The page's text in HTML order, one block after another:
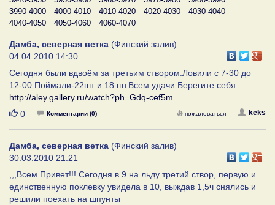
3990-4000
4000-4010 4010-4020 4020-4030
4030-4040
4040-4050
4050-4060 4060-4070
Дамба, северная ветка (Финский залив)
04.04.2010 14:30
Сегодня были вдвоём за третьим створом.Ловили с 7-30 до
12-00.Поймали-22шт и 18 шт.Всем удачи.Берегите себя.
http://aley.gallery.ru/watch?ph=Gdq-cef5m
Нравится
0 Комментарии (0) keks
пожаловаться
Дамба, северная ветка (Финский залив)
30.03.2010 21:21
,,,Всем Привет!!! Сегодня в 9 на льду третий створ, первую и
единственную поклевку увидела в 10, выждав 1,5ч снялись и
решили поехать на шпунты